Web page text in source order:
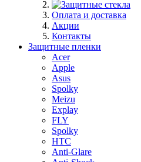
Оплата и доставка
Акции
Контакты
Защитные пленки
Acer
Apple
Asus
Spolky
Meizu
Explay
FLY
Spolky
HTC
Anti-Glare